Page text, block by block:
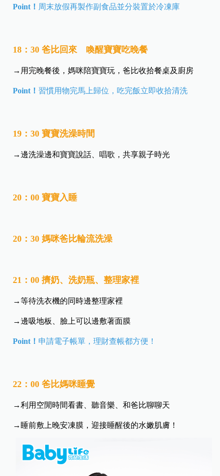
Point！ 周末放假再製作副食品並分裝置於冷凍庫
18：30 爸比回來 喚醒寶寶吃晚餐
→用完晚餐後，媽咪陪寶寶玩，爸比收拾餐桌及廚房
Point！ 習慣用物完馬上歸位，吃完飯立即收拾清洗
19：30 寶寶洗澡時間
→邊洗澡邊和寶寶說話、唱歌，共享親子時光
20：00 寶寶入睡
20：30 媽咪爸比輪流洗澡
21：00 擠奶、洗奶瓶、整理家裡
→等待洗衣機的同時邊整理家裡
→邊吸地板、臉上可以邊敷著面膜
Point！ 申請電子帳單，理財查帳都方便！
22：00 爸比媽咪睡覺
→利用空閒時間看書、聽音樂、和爸比聊聊天
→睡前敷上晚安凍膜，迎接睡醒後的水嫩肌膚！